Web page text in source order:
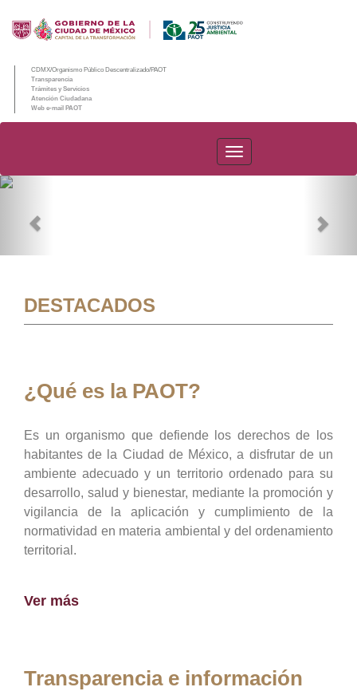
CDMX/Organismo Público Descentralizado/PAOT
Transparencia
Trámites y Servicios
Atención Ciudadana
Web e-mail PAOT
PAOT
DESTACADOS
¿Qué es la PAOT?
Es un organismo que defiende los derechos de los
habitantes de la Ciudad de México, a disfrutar de un
ambiente adecuado y un territorio ordenado para su
desarrollo, salud y bienestar, mediante la promoción y
vigilancia de la aplicación y cumplimiento de la
normatividad en materia ambiental y del ordenamiento
territorial.
Ver más
Transparencia e información